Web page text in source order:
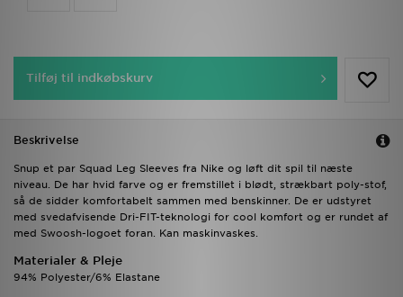
Tilføj til indkøbskurv
Beskrivelse
Snup et par Squad Leg Sleeves fra Nike og løft dit spil til næste
niveau. De har hvid farve og er fremstillet i blødt, strækbart poly-stof,
så de sidder komfortabelt sammen med benskinner. De er udstyret
med svedafvisende Dri-FIT-teknologi for cool komfort og er rundet af
med Swoosh-logoet foran. Kan maskinvaskes.
Materialer & Pleje
94% Polyester/6% Elastane